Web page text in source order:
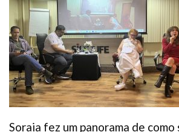
Soraia fez um panorama de como